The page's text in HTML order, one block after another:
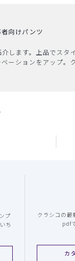
向けパンツ
します。上品でス
ーションをアップ。
プ
ち
クラシコの最
pdf
カ